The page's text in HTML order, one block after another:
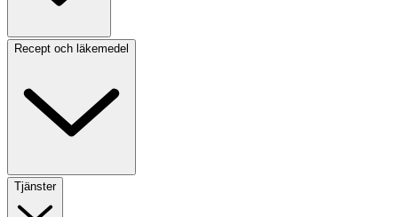
Recept och läkemedel
Tjänster